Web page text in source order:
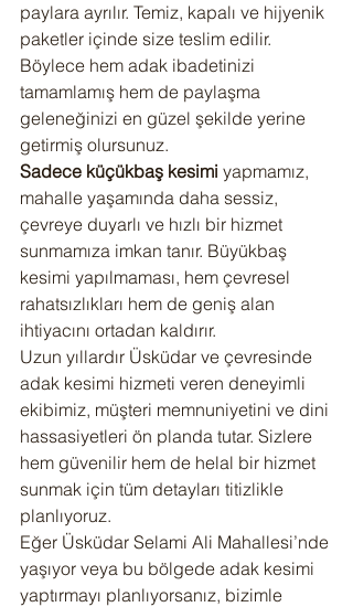
paylara ayrılır. Temiz, kapalı ve hijyenik
paketler içinde size teslim edilir.
Böylece hem adak ibadetinizi
tamamlamış hem de paylaşma
geleneğinizi en güzel şekilde yerine
getirmiş olursunuz.
Sadece küçükbaş kesimi yapmamız,
mahalle yaşamında daha sessiz,
çevreye duyarlı ve hızlı bir hizmet
sunmamıza imkan tanır. Büyükbaş
kesimi yapılmaması, hem çevresel
rahatsızlıkları hem de geniş alan
ihtiyacını ortadan kaldırır.
Uzun yıllardır Üsküdar ve çevresinde
adak kesimi hizmeti veren deneyimli
ekibimiz, müşteri memnuniyetini ve dini
hassasiyetleri ön planda tutar. Sizlere
hem güvenilir hem de helal bir hizmet
sunmak için tüm detayları titizlikle
planlıyoruz.
Eğer Üsküdar Selami Ali Mahallesi’nde
yaşıyor veya bu bölgede adak kesimi
yaptırmayı planlıyorsanız, bizimle